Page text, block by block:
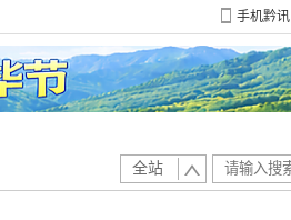
手机黔讯
全站